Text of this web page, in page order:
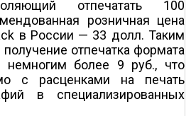
отпечатать 100
розничная цена
в России — 33 долл. Таким
отпечатка формата
немногим более 9 руб., что
с расценками на печать
в специализированных